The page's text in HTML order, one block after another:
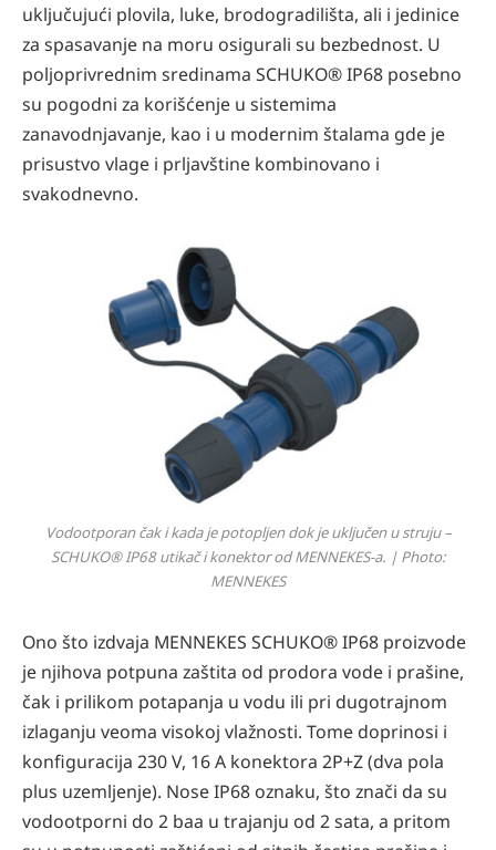
uključujući plovila, luke, brodogradilišta, ali i jedinice
za spasavanje na moru osigurali su bezbednost. U
poljoprivrednim sredinama SCHUKO® IP68 posebno
su pogodni za korišćenje u sistemima
zanavodnjavanje, kao i u modernim štalama gde je
prisustvo vlage i prljavštine kombinovano i
svakodnevno.
Vodootporan čak i kada je potopljen dok je uključen u struju –
SCHUKO® IP68 utikač i konektor od MENNEKES-a. | Photo:
MENNEKES
Ono što izdvaja MENNEKES SCHUKO® IP68 proizvode
je njihova potpuna zaštita od prodora vode i prašine,
čak i prilikom potapanja u vodu ili pri dugotrajnom
izlaganju veoma visokoj vlažnosti. Tome doprinosi i
konfiguracija 230 V, 16 A konektora 2P+Z (dva pola
plus uzemljenje). Nose IP68 oznaku, što znači da su
vodootporni do 2 baa u trajanju od 2 sata, a pritom